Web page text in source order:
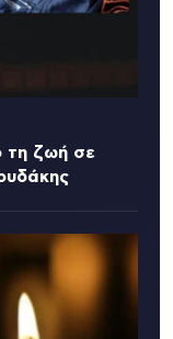
τη ζωή σε